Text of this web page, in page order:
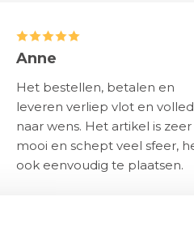
Anne
Het bestellen, betalen en
leveren verliep vlot en
naar wens. Het artikel is zeer
mooi en schept veel sfeer,
ook eenvoudig te plaatsen.